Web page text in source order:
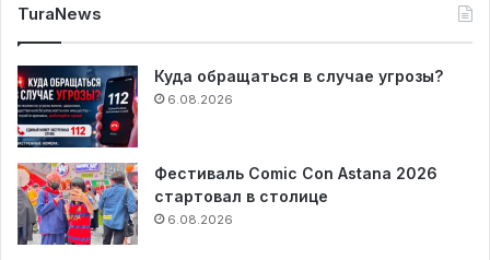
TuraNews
Куда обращаться в случае угрозы?
6.08.2026
Фестиваль Comic Con Astana 2026
стартовал в столице
6.08.2026